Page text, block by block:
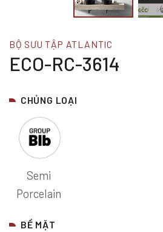
BỘ SƯU TẬP ATLANTIC
ECO-RC-3614
CHỦNG LOẠI
Semi
Porcelain
BỀ MẶT